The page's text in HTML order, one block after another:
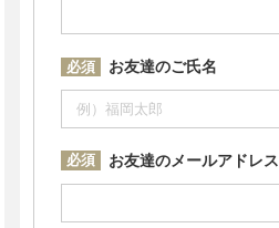
必須 お友達のご氏名
必須 お友達のメールアドレス